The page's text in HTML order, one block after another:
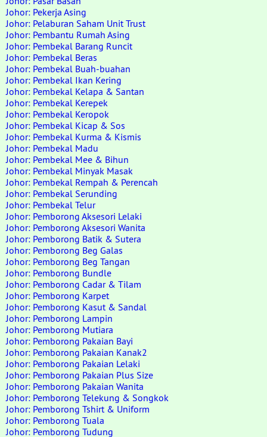
Johor: Pekerja Asing
Johor: Pelaburan Saham Unit Trust
Johor: Pembantu Rumah Asing
Johor: Pembekal Barang Runcit
Johor: Pembekal Beras
Johor: Pembekal Buah-buahan
Johor: Pembekal Ikan Kering
Johor: Pembekal Kelapa & Santan
Johor: Pembekal Kerepek
Johor: Pembekal Keropok
Johor: Pembekal Kicap & Sos
Johor: Pembekal Kurma & Kismis
Johor: Pembekal Madu
Johor: Pembekal Mee & Bihun
Johor: Pembekal Minyak Masak
Johor: Pembekal Rempah & Perencah
Johor: Pembekal Serunding
Johor: Pembekal Telur
Johor: Pemborong Aksesori Lelaki
Johor: Pemborong Aksesori Wanita
Johor: Pemborong Batik & Sutera
Johor: Pemborong Beg Galas
Johor: Pemborong Beg Tangan
Johor: Pemborong Bundle
Johor: Pemborong Cadar & Tilam
Johor: Pemborong Karpet
Johor: Pemborong Kasut & Sandal
Johor: Pemborong Lampin
Johor: Pemborong Mutiara
Johor: Pemborong Pakaian Bayi
Johor: Pemborong Pakaian Kanak2
Johor: Pemborong Pakaian Lelaki
Johor: Pemborong Pakaian Plus Size
Johor: Pemborong Pakaian Wanita
Johor: Pemborong Telekung & Songkok
Johor: Pemborong Tshirt & Uniform
Johor: Pemborong Tuala
Johor: Pemborong Tudung